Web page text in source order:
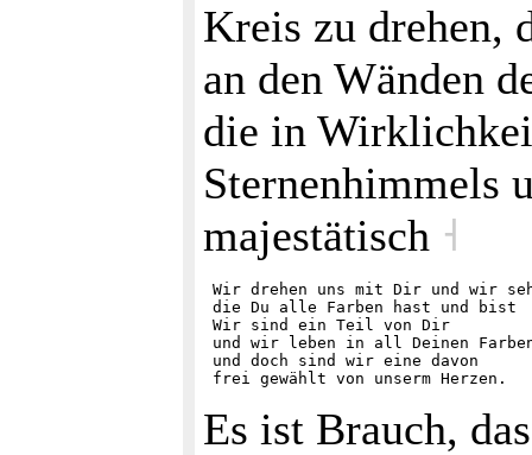
Kreis zu drehen,
an den Wänden
die in
Sternenhimmels
majestätisch ˧
Wir drehen uns mit Dir und wir
die Du alle Farben hast und bist
Wir sind ein Teil von Dir
und wir leben in all Deinen
und doch sind wir eine davon
Es ist Brauch,